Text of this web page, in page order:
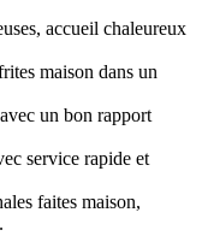
accueil chaleureux
maison dans un
un bon rapport
service rapide et
faites maison,